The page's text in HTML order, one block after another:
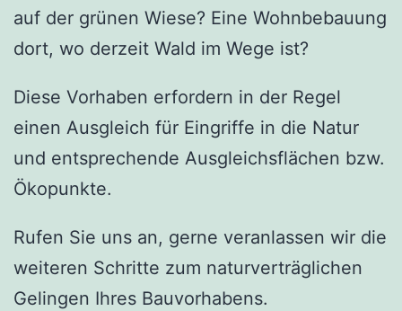
auf der grünen Wiese? Eine Wohnbebauung
dort, wo derzeit Wald im Wege ist?
Diese Vorhaben erfordern in der Regel
einen Ausgleich für Eingriffe in die Natur
und entsprechende Ausgleichsflächen bzw.
Ökopunkte.
Rufen Sie uns an, gerne veranlassen wir die
weiteren Schritte zum naturverträglichen
Gelingen Ihres Bauvorhabens.